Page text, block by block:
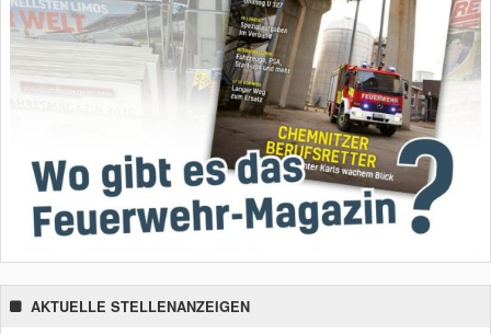
AKTUELLE STELLENANZEIGEN